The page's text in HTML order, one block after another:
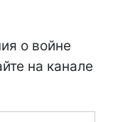
о войне
на канале